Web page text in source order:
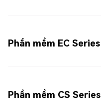
Phần mềm EC Series
Phần mềm CS Series